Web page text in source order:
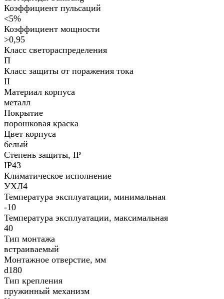
Коэффициент пульсаций
<5%
Коэффициент мощности
>0,95
Класс светораспределения
П
Класс защиты от поражения тока
II
Материал корпуса
металл
Покрытие
порошковая краска
Цвет корпуса
белый
Степень защиты, IP
IP43
Климатическое исполнение
УХЛ4
Температура эксплуатации, минимальная
-10
Температура эксплуатации, максимальная
40
Тип монтажа
встраиваемый
Монтажное отверстие, мм
d180
Тип крепления
пружинный механизм